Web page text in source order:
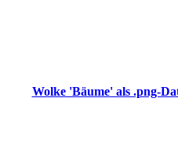
Wolke 'Bäume' als .png-